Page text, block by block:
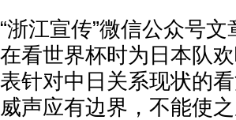
“浙江宣传”微信公众号
在看世界杯时为日本队
表针对中日关系现状的
威声应有边界，不能使